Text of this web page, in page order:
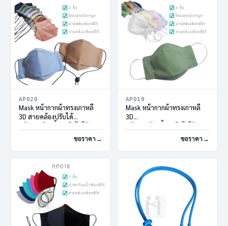
AP020
Mask หน้ากากผ้าทรงเกาหลี
3D สายคล้องปรับได้
ขอราคา
AP019
Mask หน้ากากผ้าทรงเกาหลี
3D
ขอราคา